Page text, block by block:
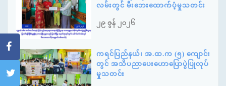
လမ်းတွင် မီးဘေးထောက်ပံ့မှုသတင်း
၂၉ ဇွန် ၂၀၂၆
ကရင်ပြည်နယ်၊ အ.ထ.က (၅) ကျောင်း
တွင် အသိပညာပေးဟောပြောပွဲပြုလုပ်
မှုသတင်း